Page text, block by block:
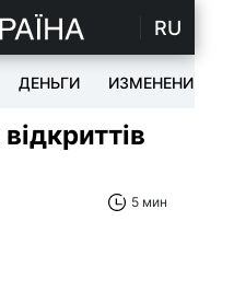
RU
ДЕНЬГИ ИЗМЕНЕНИЯ
5 мин